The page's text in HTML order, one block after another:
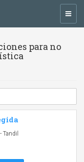
para no
Tandil